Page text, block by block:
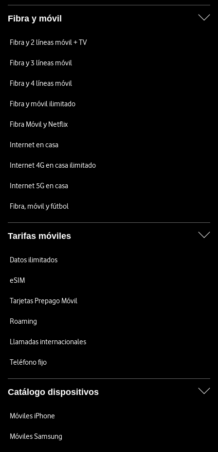
Fibra y móvil
Fibra y 2 líneas móvil + TV
Fibra y 3 líneas móvil
Fibra y 4 líneas móvil
Fibra y móvil ilimitado
Fibra Móvil y Netflix
Internet en casa
Internet 4G en casa ilimitado
Internet 5G en casa
Fibra, móvil y fútbol
Tarifas móviles
Datos ilimitados
eSIM
Tarjetas Prepago Móvil
Roaming
Llamadas internacionales
Teléfono fijo
Catálogo dispositivos
Móviles iPhone
Móviles Samsung